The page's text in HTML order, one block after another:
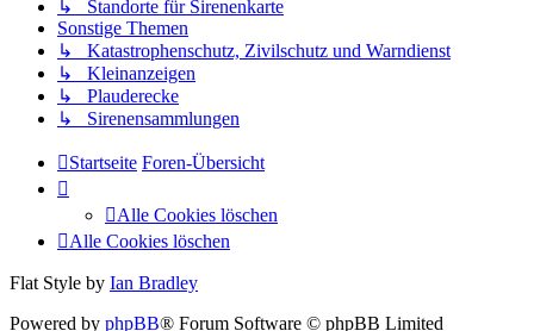
↳ Standorte für Sirenenkarte
Sonstige Themen
↳ Katastrophenschutz, Zivilschutz und Warndienst
↳ Kleinanzeigen
↳ Plauderecke
↳ Sirenensammlungen
Startseite Foren-Übersicht
Alle Cookies löschen
Alle Cookies löschen
Flat Style by Ian Bradley
Powered by phpBB® Forum Software © phpBB Limited